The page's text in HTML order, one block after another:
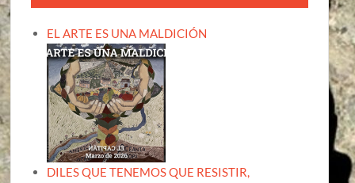
EL ARTE ES UNA MALDICIÓN
DILES QUE TENEMOS QUE RESISTIR,